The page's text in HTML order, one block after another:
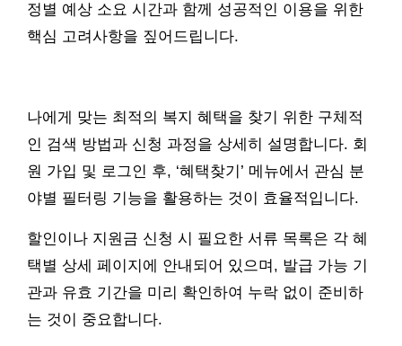
정별 예상 소요 시간과 함께 성공적인 이용을 위한
핵심 고려사항을 짚어드립니다.
나에게 맞는 최적의 복지 혜택을 찾기 위한 구체적
인 검색 방법과 신청 과정을 상세히 설명합니다. 회
원 가입 및 로그인 후, ‘혜택찾기’ 메뉴에서 관심 분
야별 필터링 기능을 활용하는 것이 효율적입니다.
할인이나 지원금 신청 시 필요한 서류 목록은 각 혜
택별 상세 페이지에 안내되어 있으며, 발급 가능 기
관과 유효 기간을 미리 확인하여 누락 없이 준비하
는 것이 중요합니다.